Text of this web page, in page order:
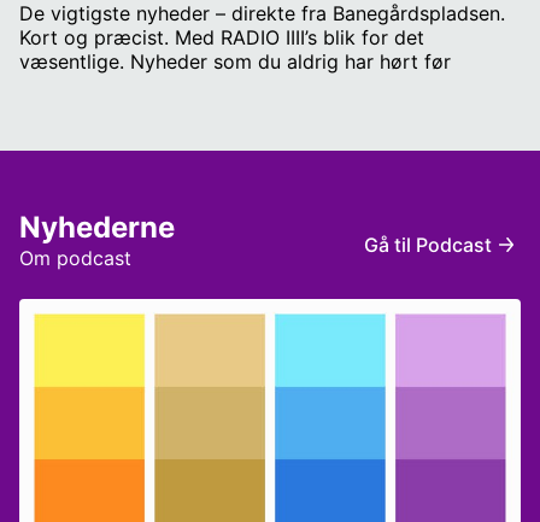
De vigtigste nyheder – direkte fra Banegårdspladsen.
Kort og præcist. Med RADIO IIII’s blik for det
væsentlige. Nyheder som du aldrig har hørt før
Om podcast
Nyhederne Gå til Podcast